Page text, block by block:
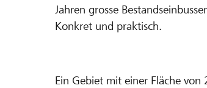
Jahren grosse
Konkret und praktisch.
Ein Gebiet mit einer Fläche